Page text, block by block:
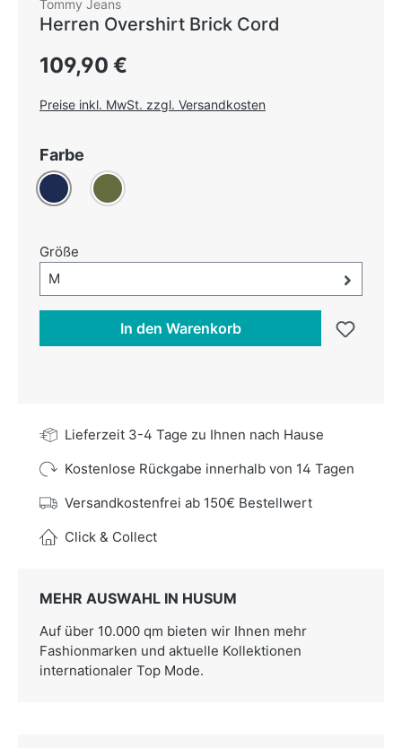
Tommy Jeans
Herren Overshirt Brick Cord
Regulärer Preis:
109,90 €
Preise inkl. MwSt. zzgl. Versandkosten
Farbe
Dunkelblau
Oliv
(Diese Option ist zurzeit nicht verfügbar.)
Größe
Größe-Auswahl öffnen, aktuell ausgewählt:
M
In den Warenkorb
Lieferzeit 3-4 Tage zu Ihnen nach Hause
Kostenlose Rückgabe innerhalb von 14 Tagen
Versandkostenfrei ab 150€ Bestellwert
Click & Collect
MEHR AUSWAHL IN HUSUM
Auf über 10.000 qm bieten wir Ihnen mehr
Fashionmarken und aktuelle Kollektionen
internationaler Top Mode.